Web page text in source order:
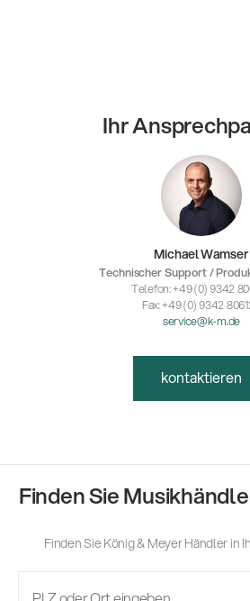
Ihr
Michael Wamser
Technischer Support /
Telefon: +49 (0) 9342
Fax: +49 (0) 9342
service@k-m.de
kontaktieren
Finden Sie
Finden Sie König & Meyer Händler in